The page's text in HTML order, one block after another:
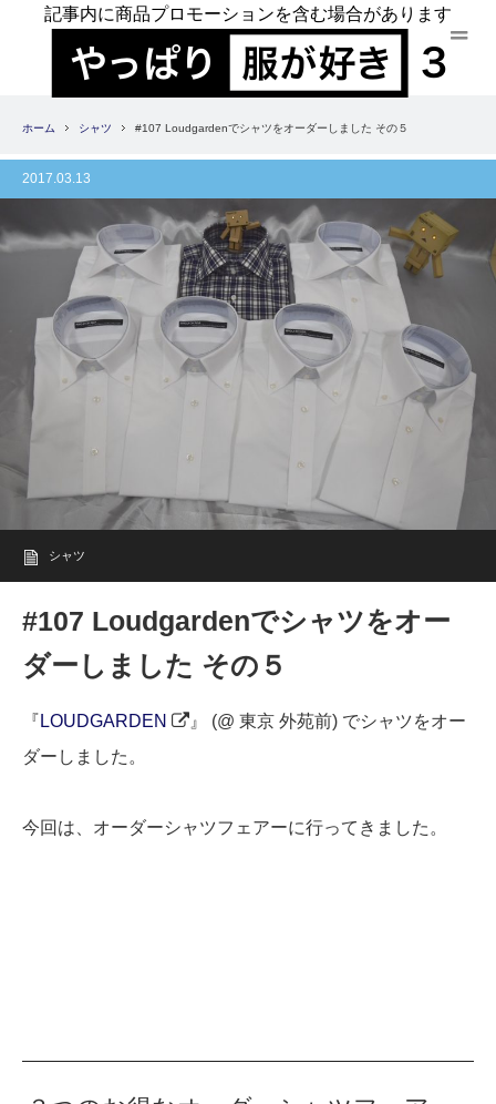
記事内に商品プロモーションを含む場合があります
ホーム シャツ #107 Loudgardenでシャツをオーダーしました その５
2017.03.13
シャツ
#107 Loudgardenでシャツをオー
ダーしました その５
『 LOUDGARDEN
』 (@ 東京 外苑前) でシャツをオー
ダーしました。
今回は、オーダーシャツフェアーに行ってきました。